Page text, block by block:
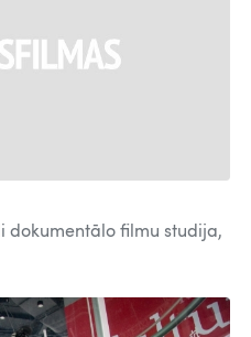
dokumentālo filmu studija,